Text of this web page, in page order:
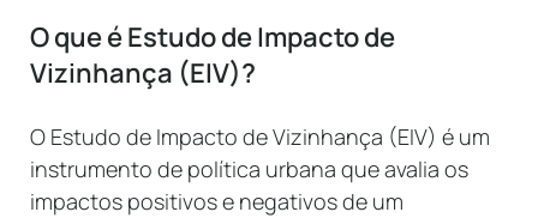
O que é Estudo de Impacto de
Vizinhança (EIV)?
O Estudo de Impacto de Vizinhança (EIV) é um
instrumento de política urbana que avalia os
impactos positivos e negativos de um